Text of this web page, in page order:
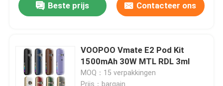
Beste prijs Contacteer ons
VOOPOO Vmate E2 Pod Kit
1500mAh 30W MTL RDL 3ml
MOQ：15 verpakkingen
Prijs：bargain